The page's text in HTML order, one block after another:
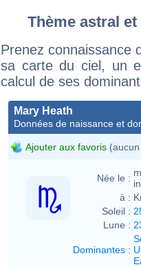
Thème astral
Prenez connaissance
sa carte du ciel, un
calcul de ses
Mary Heath
Données de naissance et
Ajouter aux favoris
Née le :
à :
Soleil :
Lune :
Dominantes :